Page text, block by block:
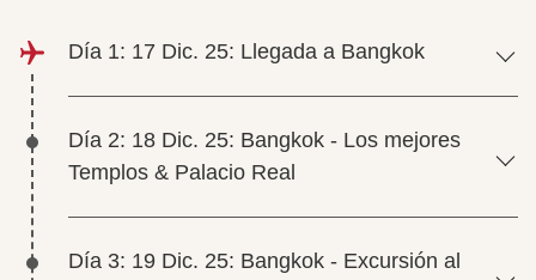
Día 1: 17 Dic. 25: Llegada a Bangkok
Día 2: 18 Dic. 25: Bangkok - Los mejores
Templos & Palacio Real
Día 3: 19 Dic. 25: Bangkok - Excursión al